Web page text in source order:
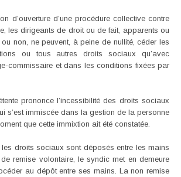
d’ouverture d’une procédure collective contre
les dirigeants de droit ou de fait, apparents ou
non, ne peuvent, à peine de nullité, céder les
ou tous autres droits sociaux qu’avec
commissaire et dans les conditions fixées par
prononce l’incessibilité des droits sociaux
s’est immiscée dans la gestion de la personne
que cette immixtion ait été constatée.
les droits sociaux sont déposés entre les mains
remise volontaire, le syndic met en demeure
au dépôt entre ses mains. La non remise